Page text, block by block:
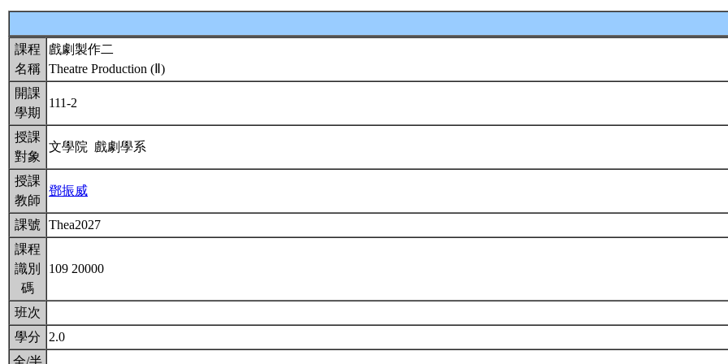
課程
名稱
戲劇製作二
Theatre Production (Ⅱ)
開課
學期
111-2
授課
對象
文學院 戲劇學系
授課
教師
鄧振威
課號
Thea2027
課程
識別
碼
109 20000
班次
學分
2.0
全/半